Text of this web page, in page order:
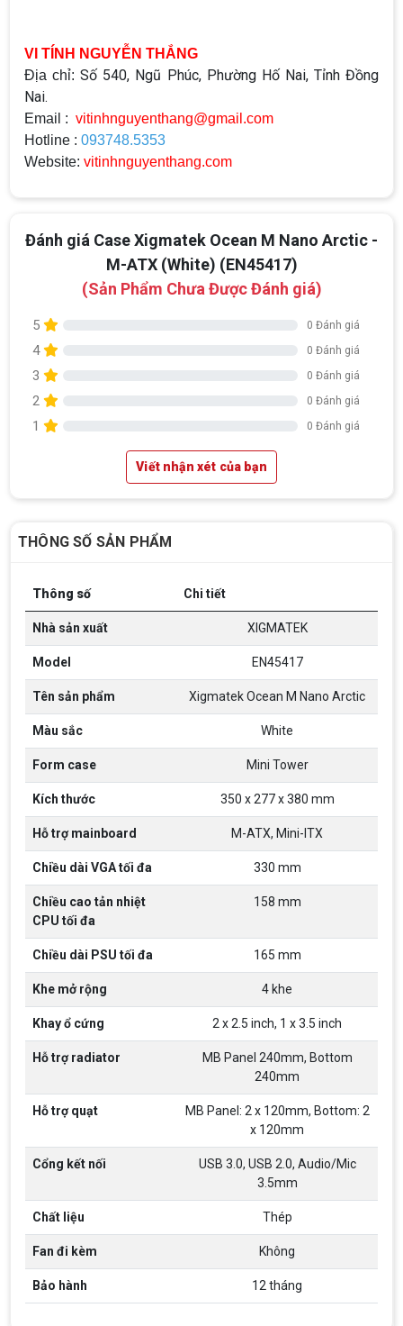
VI TÍNH NGUYỄN THẮNG
Địa chỉ:Số 540, Ngũ Phúc, Phường Hố Nai, Tỉnh Đồng
Nai.
Email : vitinhnguyenthang@gmail.com
Hotline : 093748.5353
Website: vitinhnguyenthang.com
Đánh giá Case Xigmatek Ocean M Nano Arctic -
M-ATX (White) (EN45417)
(Sản Phẩm Chưa Được Đánh giá)
5 0 Đánh giá
4 0 Đánh giá
3 0 Đánh giá
2 0 Đánh giá
1 0 Đánh giá
Viết nhận xét của bạn
THÔNG SỐ SẢN PHẨM
Thông số Chi tiết
Nhà sản xuất XIGMATEK
Model EN45417
Tên sản phẩm Xigmatek Ocean M Nano Arctic
Màu sắc White
Form case Mini Tower
Kích thước 350 x 277 x 380 mm
Hỗ trợ mainboard M-ATX, Mini-ITX
Chiều dài VGA tối đa 330 mm
Chiều cao tản nhiệt
CPU tối đa
158 mm
Chiều dài PSU tối đa 165 mm
Khe mở rộng 4 khe
Khay ổ cứng 2 x 2.5 inch, 1 x 3.5 inch
Hỗ trợ radiator
MB Panel 240mm, Bottom
240mm
Hỗ trợ quạt
MB Panel: 2 x 120mm, Bottom: 2
x 120mm
Cổng kết nối
USB 3.0, USB 2.0, Audio/Mic
3.5mm
Chất liệu Thép
Fan đi kèm Không
Bảo hành 12 tháng
Top 18 tựa game PC huyền thoại gắn liền
với tuổi thơ của game thủ Việt vào những
Hãng ASRock Công Bố 2 dòng Card Đồ
Họa AMD Radeon™ RX 6600 XT
Game 1080p Tối Ưu
Nên Hay Không Dùng Tivi Thay Cho Màn
Nhiều người dùng băn khoăn trong việc có nên sử
dụng tivi để làm màn hình máy tính hay không? Vì
giữa màn hình máy tính và tivi có rất nhiều sự
khác biệt, nên chúng ta cần cân nhắc trước khi
chọn thiết bị này thay thế thiết bị kia
TÍNH NGUYỄN THẮNG
1. Điều kiện trả góp Công dân Việt Nam, độ tuổi
20-60 (nam), 20-55 (nữ). Có CCCD/Thẻ Căn cước
chính chủ còn hiệu lực. Không có lịch sử nợ xấu
tại các tổ chức tín dụng.
THÔNG TIN TUYỂN DỤNG VI TÍNH
NGUYỄN THẮNG 2026
chuyên ngành CNTT , QTKD hoặc các ngành liên
quan. Ưu tiên biết tiếng Anh cơ bản Có khả năng
tinh thần học hỏi, sáng tạo, tinh thần trách nhiệm
cao, quyết đoán. Kinh nghiệm ít nhất 2 năm ở vị
ĐIỀU KIỆN TRẢ GÓP HDSAIGON